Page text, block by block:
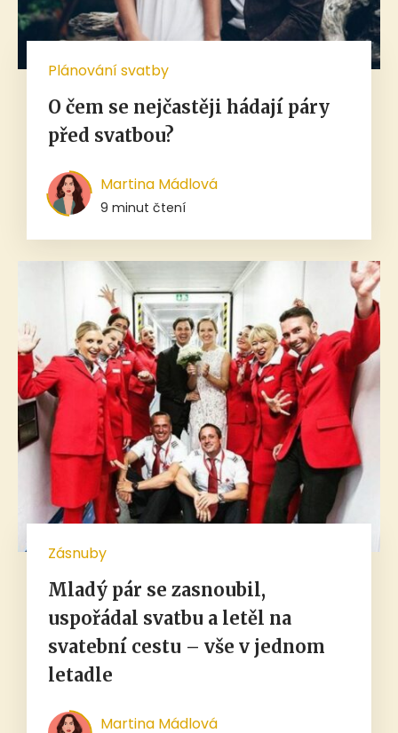
Plánování svatby
O čem se nejčastěji hádají páry
před svatbou?
Martina Mádlová
9 minut čtení
Zásnuby
Mladý pár se zasnoubil,
uspořádal svatbu a letěl na
svatební cestu – vše v jednom
letadle
Martina Mádlová